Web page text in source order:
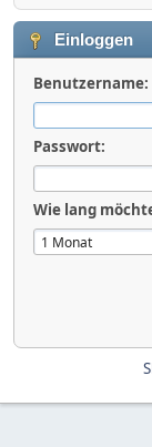
Einloggen
Benutzername:
Passwort:
Wie lang